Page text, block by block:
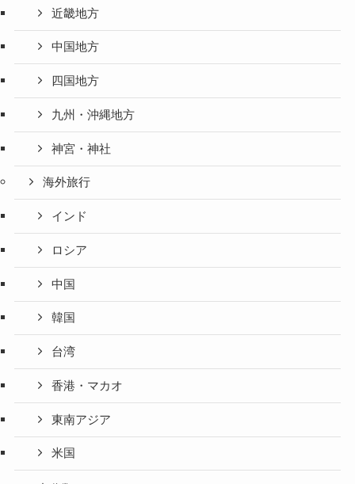
近畿地方
中国地方
四国地方
九州・沖縄地方
神宮・神社
海外旅行
インド
ロシア
中国
韓国
台湾
香港・マカオ
東南アジア
米国